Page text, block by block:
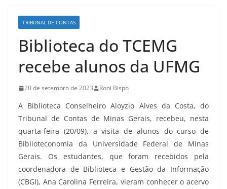
TRIBUNAL DE CONTAS
Biblioteca do TCEMG
recebe alunos da UFMG
20 de setembro de 2023 Roni Bispo
A Biblioteca Conselheiro Aloyzio Alves da Costa, do
Tribunal de Contas de Minas Gerais, recebeu, nesta
quarta-feira (20/09), a visita de alunos do curso de
Biblioteconomia da Universidade Federal de Minas
Gerais. Os estudantes, que foram recebidos pela
coordenadora de Biblioteca e Gestão da Informação
(CBGI), Ana Carolina Ferreira, vieram conhecer o acervo